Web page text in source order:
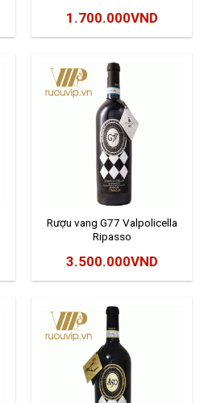
1.700.000VND
Rượu vang G77 Valpolicella
Ripasso
3.500.000VND